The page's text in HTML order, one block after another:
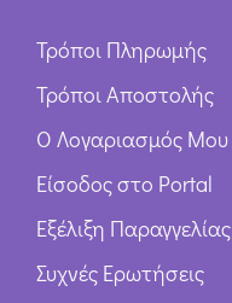
Τρόποι Πληρωμής
Τρόποι Αποστολής
Ο Λογαριασμός Μου
Είσοδος στο Portal
Εξέλιξη Παραγγελίας
Συχνές Ερωτήσεις